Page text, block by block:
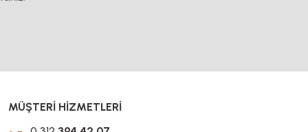
MÜŞTERİ HİZMETLERİ